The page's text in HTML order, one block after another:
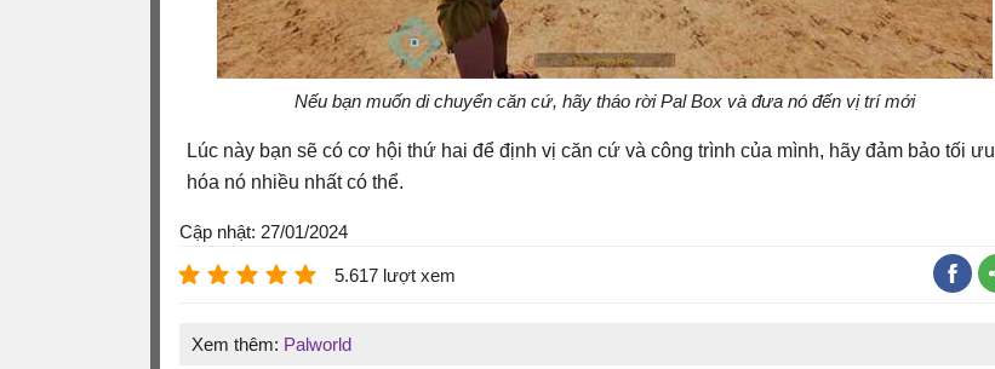
Nếu bạn muốn di chuyển căn cứ, hãy tháo rời Pal Box và đưa nó đến vị trí mới
Lúc này bạn sẽ có cơ hội thứ hai để định vị căn cứ và công trình của mình, hãy đảm bảo tối ưu
hóa nó nhiều nhất có thể.
Cập nhật: 27/01/2024
5.617 lượt xem
Xem thêm: Palworld